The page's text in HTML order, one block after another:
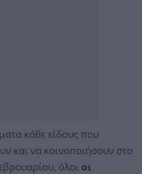
κάθε είδους που
και να κοινοποιήσουν στο
όλοι οι